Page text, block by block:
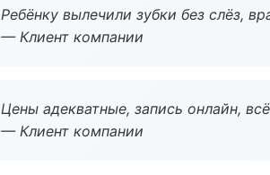
Ребёнку вылечили зубки без слёз,
— Клиент компании
Цены адекватные, запись онлайн,
— Клиент компании